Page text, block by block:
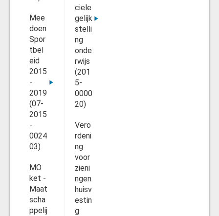
Mee
doen
Spor
tbel
eid
2015
-
2019
(07-
2015
-
0024
03)
MO
ket -
Maat
scha
ppelij
ciele
gelijk
stelli
ng
onde
rwijs
(201
5-
0000
20)
Vero
rdeni
ng
voor
zieni
ngen
huisv
estin
g